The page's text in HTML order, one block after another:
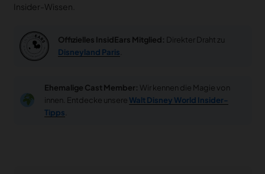
Insider-Wissen.
Offizielles InsidEars Mitglied: Direkter Draht zu
Disneyland Paris
Ehemalige Cast Member: Wir kennen die Magie von
innen. Entdecke unsere Walt Disney World Insider-
Tipps